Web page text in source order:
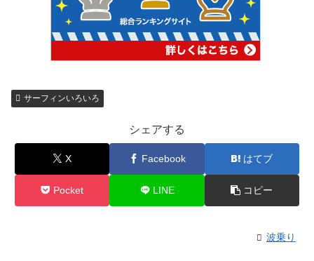
サーフィンいろいろ
シェアする
X Facebook はてブ
Pocket LINE コピー
波乗り